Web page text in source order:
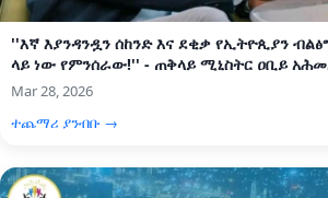
''እኛ እያንዳንዷን ሰከንድ እና ደቂቃ የኢትዮጲያን
ላይ ነው የምንሰራው!'' - ጠቅላይ ሚኒስትር ዐቢይ
Mar 28, 2026
ተጨማሪ ያንብቡ →